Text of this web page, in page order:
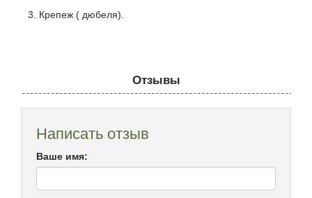
3. Крепеж ( дюбеля).
Отзывы
Написать отзыв
Ваше имя: